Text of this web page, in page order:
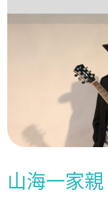
山海一家